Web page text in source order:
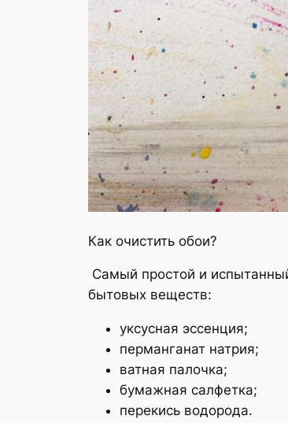
Как очистить обои?
Самый простой и
бытовых веществ:
уксусная эссенция;
перманганат натрия;
ватная палочка;
бумажная салфетка;
перекись водорода.